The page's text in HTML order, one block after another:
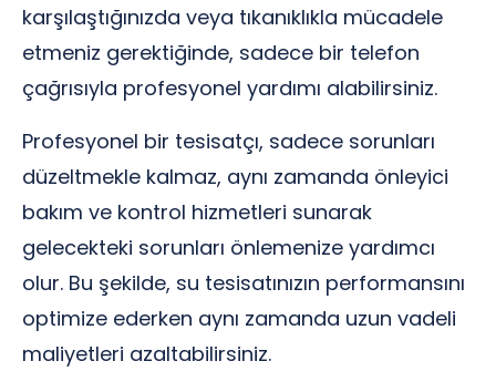
karşılaştığınızda veya tıkanıklıkla mücadele
etmeniz gerektiğinde, sadece bir telefon
çağrısıyla profesyonel yardımı alabilirsiniz.
Profesyonel bir tesisatçı, sadece sorunları
düzeltmekle kalmaz, aynı zamanda önleyici
bakım ve kontrol hizmetleri sunarak
gelecekteki sorunları önlemenize yardımcı
olur. Bu şekilde, su tesisatınızın performansını
optimize ederken aynı zamanda uzun vadeli
maliyetleri azaltabilirsiniz.